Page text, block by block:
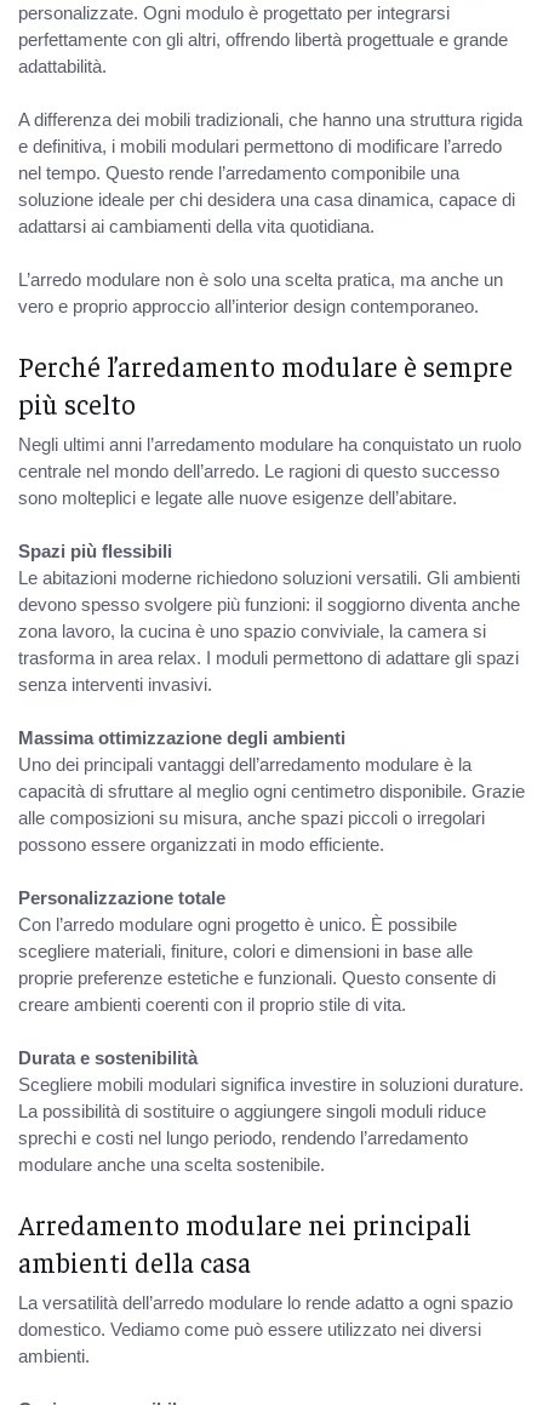
personalizzate. Ogni modulo è progettato per integrarsi
perfettamente con gli altri, offrendo libertà progettuale e grande
adattabilità.
A differenza dei mobili tradizionali, che hanno una struttura rigida
e definitiva, i mobili modulari permettono di modificare l’arredo
nel tempo. Questo rende l’arredamento componibile una
soluzione ideale per chi desidera una casa dinamica, capace di
adattarsi ai cambiamenti della vita quotidiana.
L’arredo modulare non è solo una scelta pratica, ma anche un
vero e proprio approccio all’interior design contemporaneo.
Perché l’arredamento modulare è sempre
più scelto
Negli ultimi anni l’arredamento modulare ha conquistato un ruolo
centrale nel mondo dell’arredo. Le ragioni di questo successo
sono molteplici e legate alle nuove esigenze dell’abitare.
Spazi più flessibili
Le abitazioni moderne richiedono soluzioni versatili. Gli ambienti
devono spesso svolgere più funzioni: il soggiorno diventa anche
zona lavoro, la cucina è uno spazio conviviale, la camera si
trasforma in area relax. I moduli permettono di adattare gli spazi
senza interventi invasivi.
Massima ottimizzazione degli ambienti
Uno dei principali vantaggi dell’arredamento modulare è la
capacità di sfruttare al meglio ogni centimetro disponibile. Grazie
alle composizioni su misura, anche spazi piccoli o irregolari
possono essere organizzati in modo efficiente.
Personalizzazione totale
Con l’arredo modulare ogni progetto è unico. È possibile
scegliere materiali, finiture, colori e dimensioni in base alle
proprie preferenze estetiche e funzionali. Questo consente di
creare ambienti coerenti con il proprio stile di vita.
Durata e sostenibilità
Scegliere mobili modulari significa investire in soluzioni durature.
La possibilità di sostituire o aggiungere singoli moduli riduce
sprechi e costi nel lungo periodo, rendendo l’arredamento
modulare anche una scelta sostenibile.
Arredamento modulare nei principali
ambienti della casa
La versatilità dell’arredo modulare lo rende adatto a ogni spazio
domestico. Vediamo come può essere utilizzato nei diversi
ambienti.